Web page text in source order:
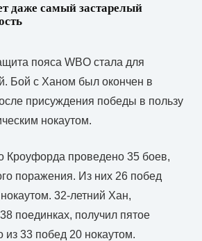
даже самый застарелый
пояса WBO стала для
Бой с Ханом был окончен в
присуждения победы в пользу
нокаутом.
Кроуфорда проведено 35 боев,
поражения. Из них 26 побед
32-летний Хан,
поединках, получил пятое
из 33 побед 20 нокаутом.